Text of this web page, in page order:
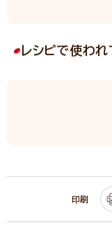
レシピで使わ
印刷